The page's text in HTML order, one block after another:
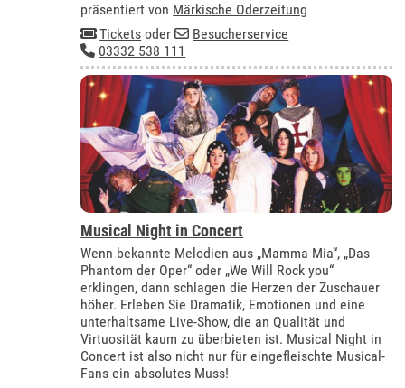
präsentiert von Märkische Oderzeitung
Tickets oder
Besucherservice
03332 538 111
Musical Night in Concert
Wenn bekannte Melodien aus „Mamma Mia“, „Das
Phantom der Oper“ oder „We Will Rock you“
erklingen, dann schlagen die Herzen der Zuschauer
höher. Erleben Sie Dramatik, Emotionen und eine
unterhaltsame Live-Show, die an Qualität und
Virtuosität kaum zu überbieten ist. Musical Night in
Concert ist also nicht nur für eingefleischte Musical-
Fans ein absolutes Muss!